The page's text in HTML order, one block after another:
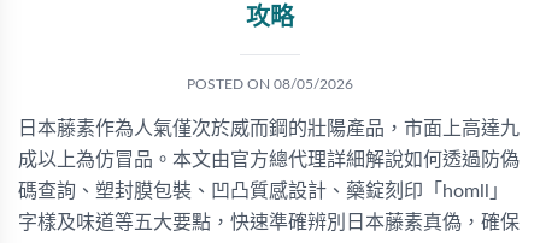
攻略
POSTED ON 08/05/2026
日本藤素作為人氣僅次於威而鋼的壯陽產品，市面上高達九
成以上為仿冒品。本文由官方總代理詳細解說如何透過防偽
碼查詢、塑封膜包裝、凹凸質感設計、藥錠刻印「homll」
字樣及味道等五大要點，快速準確辨別日本藤素真偽，確保